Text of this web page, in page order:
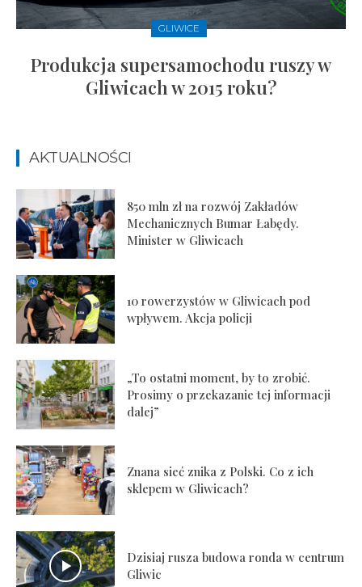
GLIWICE
Produkcja supersamochodu ruszy w
Gliwicach w 2015 roku?
AKTUALNOŚCI
850 mln zł na rozwój Zakładów
Mechanicznych Bumar Łabędy.
Minister w Gliwicach
10 rowerzystów w Gliwicach pod
wpływem. Akcja policji
„To ostatni moment, by to zrobić.
Prosimy o przekazanie tej informacji
dalej”
Znana sieć znika z Polski. Co z ich
sklepem w Gliwicach?
Dzisiaj rusza budowa ronda w centrum
Gliwic